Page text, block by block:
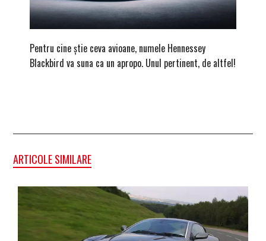
Pentru cine știe ceva avioane, numele Hennessey
Blackbird va suna ca un apropo. Unul pertinent, de altfel!
ARTICOLE SIMILARE